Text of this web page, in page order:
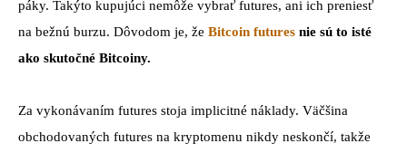
páky. Takýto kupujúci nemôže vybrať futures, ani ich preniesť
na bežnú burzu. Dôvodom je, že Bitcoin futures nie sú to isté
ako skutočné Bitcoiny.
Za vykonávaním futures stoja implicitné náklady. Väčšina
obchodovaných futures na kryptomenu nikdy neskončí, takže